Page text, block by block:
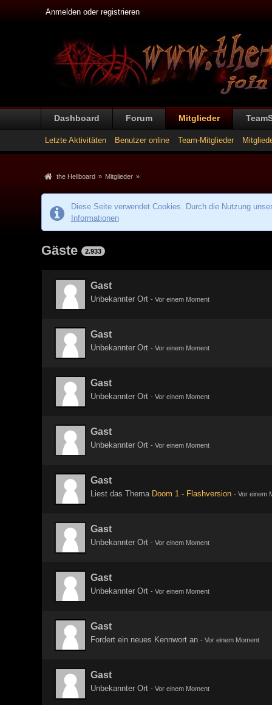
Anmelden oder registrieren
Dashboard Forum Mitglieder
Letzte Aktivitäten Benutzer online Team-Mitglieder
the Hellboard » Mitglieder »
Diese Seite verwendet Cookies. Durch die Nutzung
Informationen
Gäste 2.933
Gast
Unbekannter Ort - Vor einem Moment
Gast
Unbekannter Ort - Vor einem Moment
Gast
Unbekannter Ort - Vor einem Moment
Gast
Unbekannter Ort - Vor einem Moment
Gast
Liest das Thema Doom 1 - Flashversion - Vor einem
Gast
Unbekannter Ort - Vor einem Moment
Gast
Unbekannter Ort - Vor einem Moment
Gast
Fordert ein neues Kennwort an - Vor einem Moment
Gast
Unbekannter Ort - Vor einem Moment